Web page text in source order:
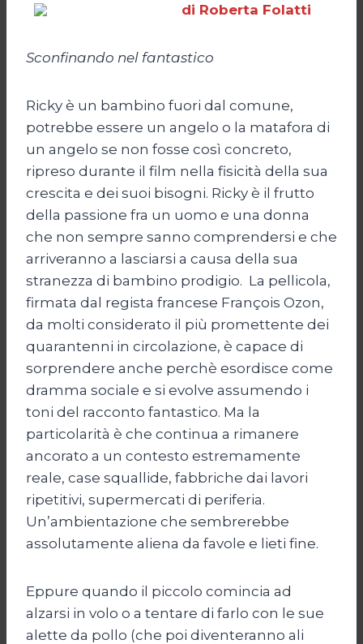
di Roberta Folatti
Sconfinando nel fantastico
Ricky è un bambino fuori dal comune,
potrebbe essere un angelo o la matafora di
un angelo se non fosse così concreto,
ripreso durante il film nella fisicità della sua
crescita e dei suoi bisogni. Ricky è il frutto
della passione fra un uomo e una donna
che non sempre sanno comprendersi e che
arriveranno a lasciarsi a causa della sua
stranezza di bambino prodigio. La pellicola,
firmata dal regista francese François Ozon,
da molti considerato il più promettente dei
quarantenni in circolazione, è capace di
sorprendere anche perchè esordisce come
dramma sociale e si evolve assumendo i
toni del racconto fantastico. Ma la
particolarità è che continua a rimanere
ancorato a un contesto estremamente
reale, case squallide, fabbriche dai lavori
ripetitivi, supermercati di periferia.
Un’ambientazione che sembrerebbe
assolutamente aliena da favole e lieti fine.
Eppure quando il piccolo comincia ad
alzarsi in volo o a tentare di farlo con le sue
alette da pollo (che poi diventeranno ali